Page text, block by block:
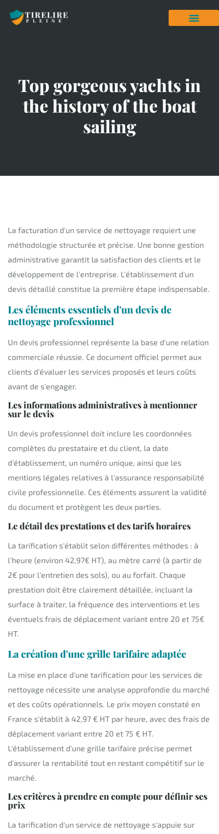
Top gorgeous yachts in
the history of the boat
sailing
La facturation d'un service de nettoyage requiert une
méthodologie structurée et précise. Une bonne gestion
administrative garantit la satisfaction des clients et le
développement de l'entreprise. L'établissement d'un
devis détaillé constitue la première étape indispensable.
Les éléments essentiels d'un devis de
nettoyage professionnel
Un devis professionnel représente la base d'une relation
commerciale réussie. Ce document officiel permet aux
clients d'évaluer les services proposés et leurs coûts
avant de s'engager.
Les informations administratives à mentionner
sur le devis
Un devis professionnel doit inclure les coordonnées
complètes du prestataire et du client, la date
d'établissement, un numéro unique, ainsi que les
mentions légales relatives à l'assurance responsabilité
civile professionnelle. Ces éléments assurent la validité
du document et protègent les deux parties.
Le détail des prestations et des tarifs horaires
La tarification s'établit selon différentes méthodes : à
l'heure (environ 42,97€ HT), au mètre carré (à partir de
2€ pour l'entretien des sols), ou au forfait. Chaque
prestation doit être clairement détaillée, incluant la
surface à traiter, la fréquence des interventions et les
éventuels frais de déplacement variant entre 20 et 75€
HT.
La création d'une grille tarifaire adaptée
La mise en place d'une tarification pour les services de
nettoyage nécessite une analyse approfondie du marché
et des coûts opérationnels. Le prix moyen constaté en
France s'établit à 42,97 € HT par heure, avec des frais de
déplacement variant entre 20 et 75 € HT.
L'établissement d'une grille tarifaire précise permet
d'assurer la rentabilité tout en restant compétitif sur le
marché.
Les critères à prendre en compte pour définir ses
prix
La tarification d'un service de nettoyage s'appuie sur